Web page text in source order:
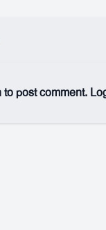
post comment.